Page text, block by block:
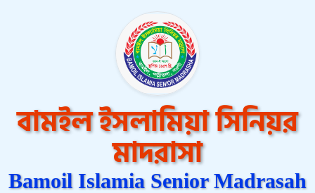
বামইল ইসলামিয়া সিনিয়র
মাদরাসা
Bamoil Islamia Senior Madrasah